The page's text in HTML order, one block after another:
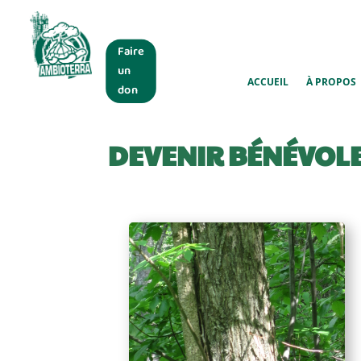
Faire
un
don ACCUEIL À PROPOS
DEVENIR